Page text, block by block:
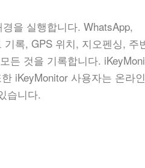
을 실행합니다. WhatsApp,
록, GPS 위치, 지오펜싱, 주
든 것을 기록합니다.
iKeyMonitor 사용자는 온라
습니다.